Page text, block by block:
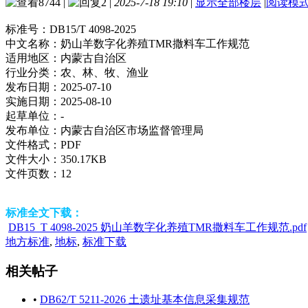
标准号： DB15/T 4098-2025
中文名称： 奶山羊数字化养殖TMR撒料车工作规范
适用地区： 内蒙古自治区
行业分类： 农、林、牧、渔业
发布日期： 2025-07-10
实施日期： 2025-08-10
起草单位： -
发布单位： 内蒙古自治区市场监督管理局
文件格式： PDF
文件大小： 350.17KB
文件页数： 12
标准全文下载：
DB15_T 4098-2025 奶山羊数字化养殖TMR撒料车工作规范.pdf
地方标准, 地标, 标准下载
相关帖子
• DB62/T 5211-2026 土遗址基本信息采集规范